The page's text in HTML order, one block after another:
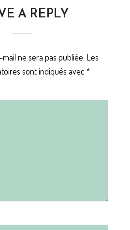
A REPLY
ne sera pas publiée. Les
sont indiqués avec *